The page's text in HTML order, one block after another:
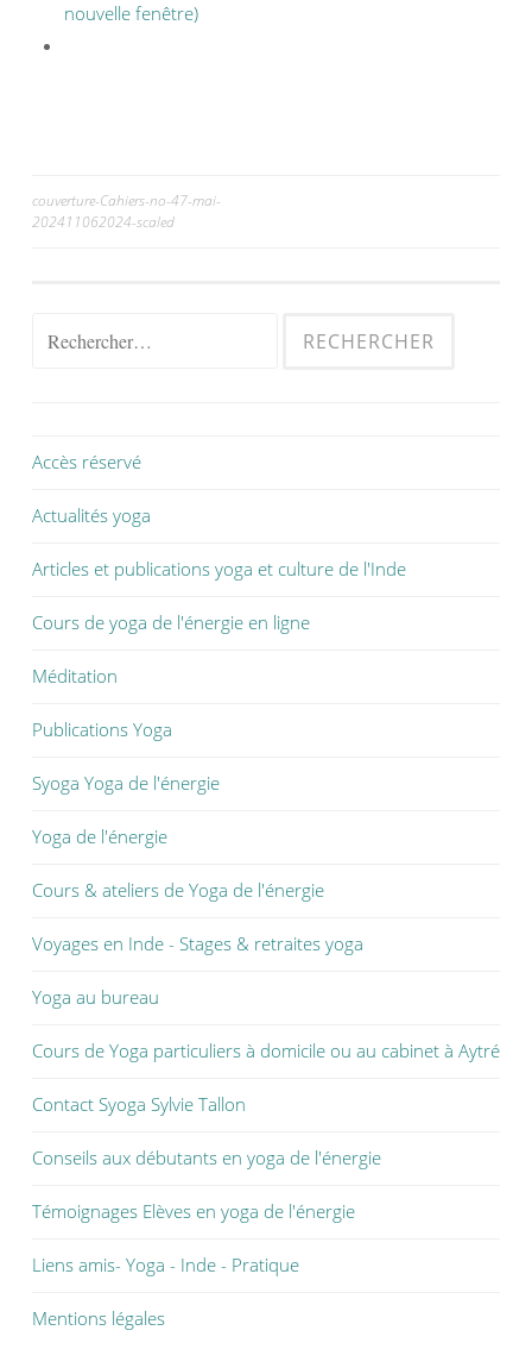
nouvelle fenêtre)
couverture-Cahiers-no-47-mai-
202411062024-scaled
Accès réservé
Actualités yoga
Articles et publications yoga et culture de l'Inde
Cours de yoga de l'énergie en ligne
Méditation
Publications Yoga
Syoga Yoga de l'énergie
Yoga de l'énergie
Cours & ateliers de Yoga de l'énergie
Voyages en Inde - Stages & retraites yoga
Yoga au bureau
Cours de Yoga particuliers à domicile ou au cabinet à Aytré
Contact Syoga Sylvie Tallon
Conseils aux débutants en yoga de l'énergie
Témoignages Elèves en yoga de l'énergie
Liens amis- Yoga - Inde - Pratique
Mentions légales